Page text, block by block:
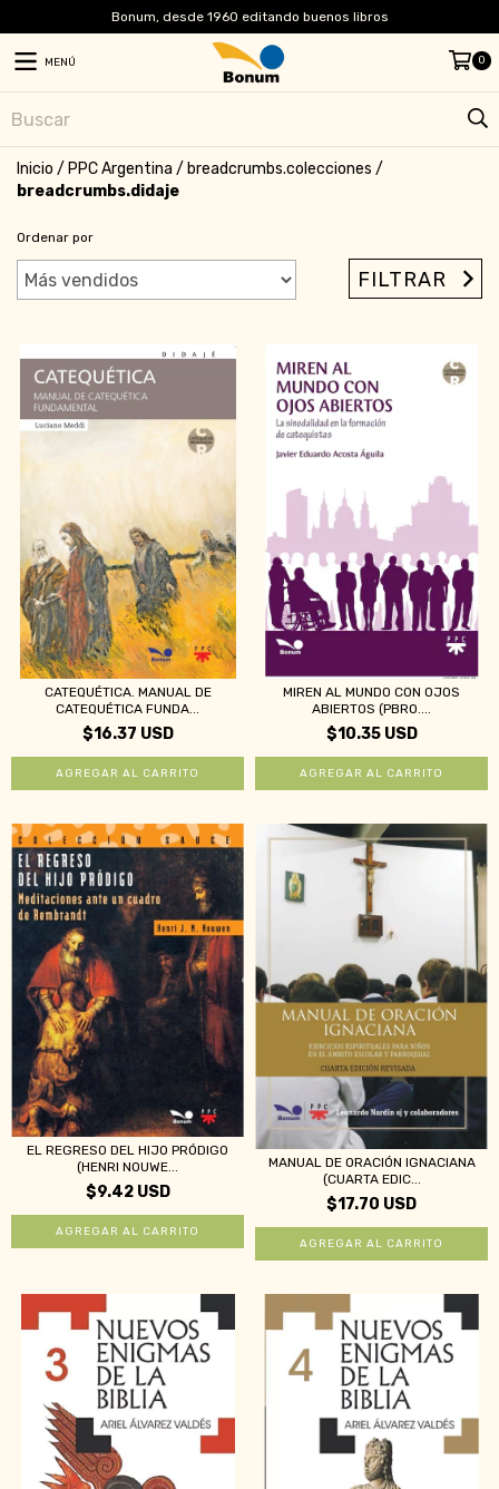
Bonum, desde 1960 editando buenos libros
MENÚ 0
Inicio / PPC Argentina / breadcrumbs.colecciones /
breadcrumbs.didaje
Ordenar por
FILTRAR
CATEQUÉTICA. MANUAL DE
CATEQUÉTICA FUNDA...
$16.37 USD
MIREN AL MUNDO CON OJOS
ABIERTOS (PBRO....
$10.35 USD
EL REGRESO DEL HIJO PRÓDIGO
(HENRI NOUWE...
$9.42 USD
MANUAL DE ORACIÓN IGNACIANA
(CUARTA EDIC...
$17.70 USD